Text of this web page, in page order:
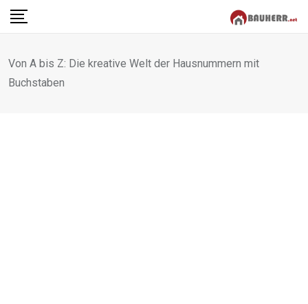
Skip
Von A bis Z: Die kreative Welt der Hausnummern mit
Buchstaben